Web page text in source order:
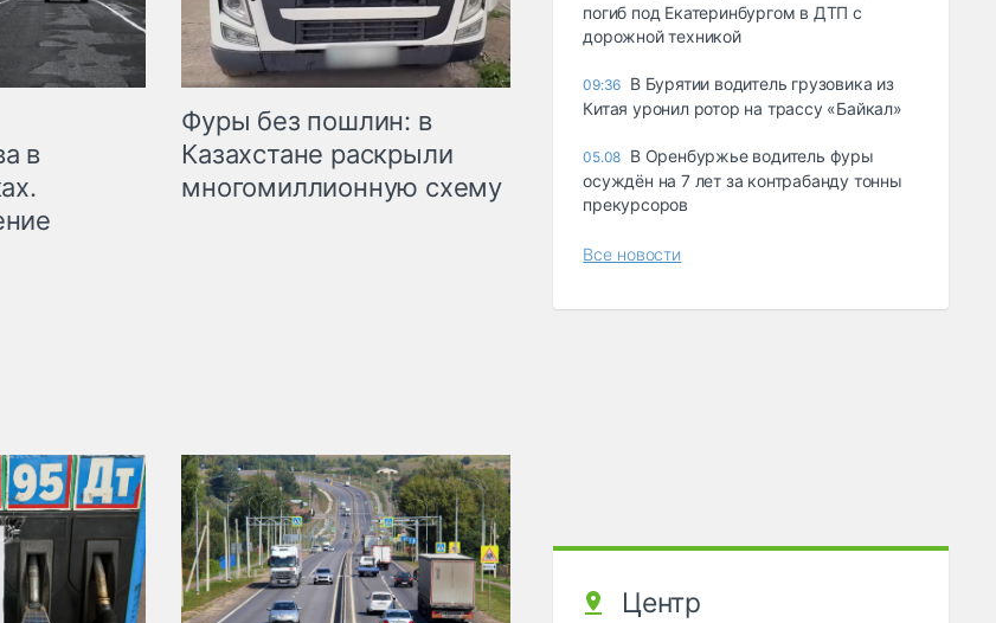
в
Фуры без пошлин: в
Казахстане раскрыли
многомиллионную схему
погиб под Екатеринбургом в ДТП с
дорожной техникой
09:36 В Бурятии водитель грузовика из
Китая уронил ротор на трассу «Байкал»
05.08 В Оренбуржье водитель фуры
осуждён на 7 лет за контрабанду тонны
прекурсоров
Все новости
Центр